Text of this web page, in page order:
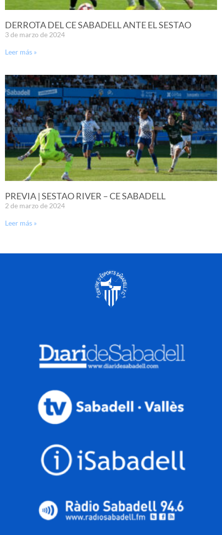
DERROTA DEL CE SABADELL ANTE EL SESTAO
3 de marzo de 2024
Leer más »
PREVIA | SESTAO RIVER – CE SABADELL
2 de marzo de 2024
Leer más »